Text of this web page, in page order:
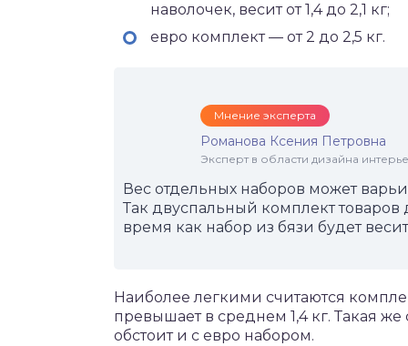
наволочек, весит от 1,4 до 2,1 кг;
евро комплект — от 2 до 2,5 кг.
Мнение эксперта
Романова Ксения Петровна
Эксперт в области дизайна
Вес отдельных наборов может
Так двуспальный комплект товаров
время как набор из бязи будет
Наиболее легкими считаются
превышает в среднем 1,4 кг. Такая
обстоит и с евро набором.